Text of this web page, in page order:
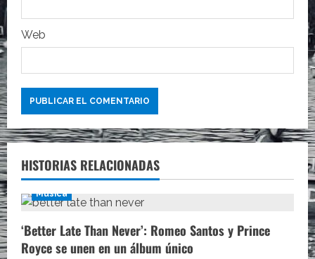
a
s
Web
HISTORIAS RELACIONADAS
Música
‘Better Late Than Never’: Romeo Santos y Prince
Royce se unen en un álbum único